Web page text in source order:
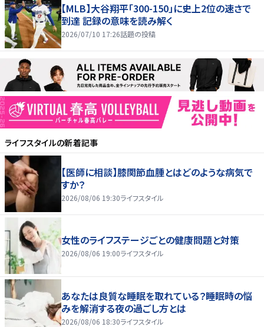
【MLB】大谷翔平「300-150」に史上2位の速さで
到達 記録の意味を読み解く
2026/07/10 17:26話題の投稿
ライフスタイルの新着記事
【医師に相談】膝関節血腫とはどのような病気で
すか？
2026/08/06 19:30ライフスタイル
女性のライフステージごとの健康問題と対策
2026/08/06 19:00ライフスタイル
あなたは良質な睡眠を取れている？睡眠時の悩
みを解消する夜の過ごし方とは
2026/08/06 18:30ライフスタイル